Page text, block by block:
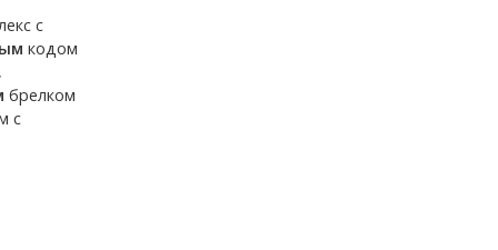
с
кодом
брелком
с